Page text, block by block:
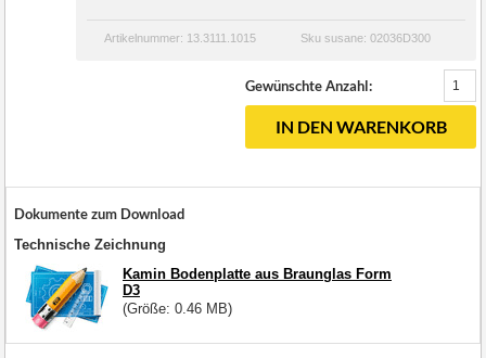
Artikelnummer: 13.3111.1015 Sku susane: 02036D300
Gewünschte Anzahl:
IN DEN WARENKORB
Dokumente zum Download
Technische Zeichnung
Kamin Bodenplatte aus Braunglas Form
D3
(Größe: 0.46 MB)